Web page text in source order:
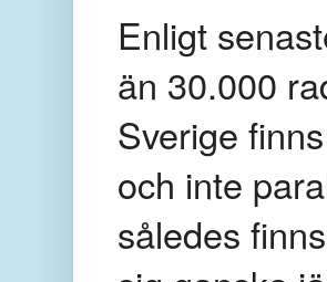
Enligt
än 30.000
Sverige
och inte
således